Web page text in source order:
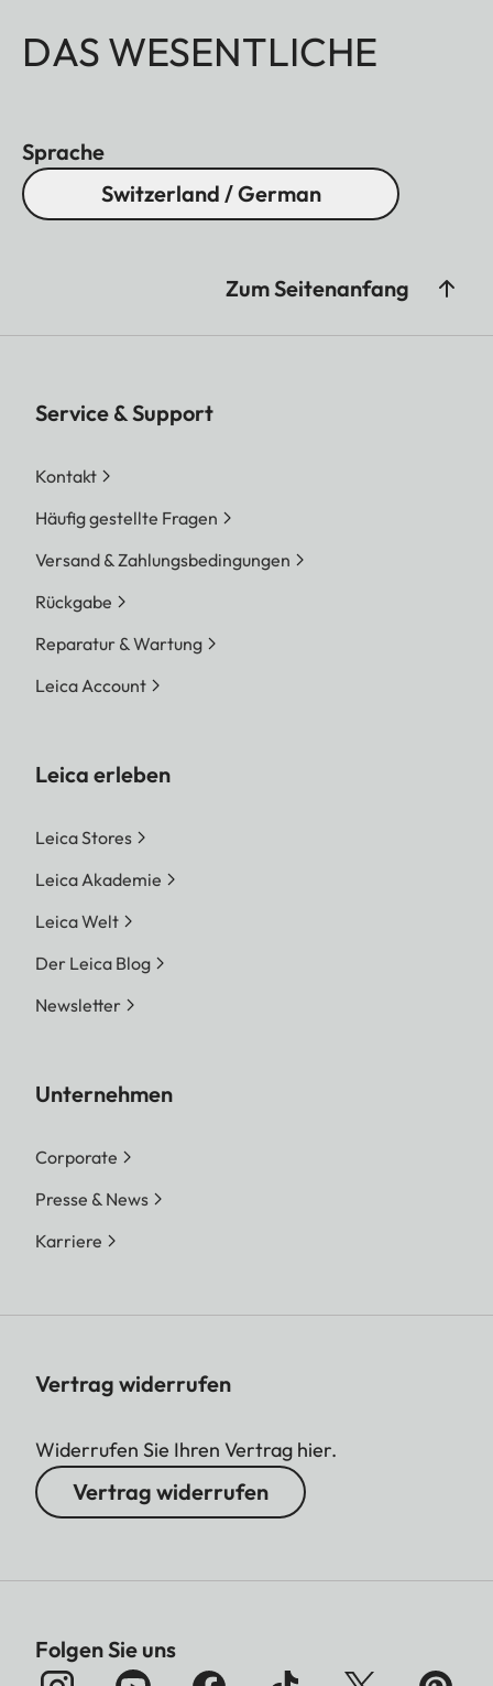
DAS WESENTLICHE
Sprache
Switzerland / German
Zum Seitenanfang
Service & Support
Kontakt
Häufig gestellte Fragen
Versand & Zahlungsbedingungen
Rückgabe
Reparatur & Wartung
Leica Account
Leica erleben
Leica Stores
Leica Akademie
Leica Welt
Der Leica Blog
Newsletter
Unternehmen
Corporate
Presse & News
Karriere
Vertrag widerrufen
Widerrufen Sie Ihren Vertrag hier.
Vertrag widerrufen
Folgen Sie uns